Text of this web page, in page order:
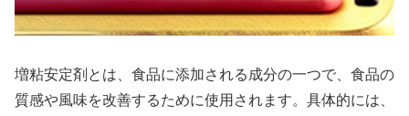
増粘安定剤とは、食品に添加される成分の一つで、食品の
質感や風味を改善するために使用されます。具体的には、